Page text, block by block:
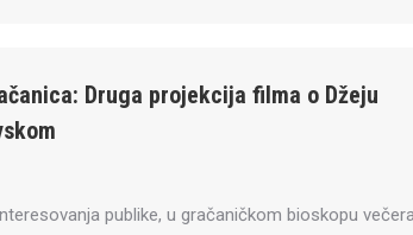
Druga projekcija filma o Džeju
publike, u gračaničkom bioskopu